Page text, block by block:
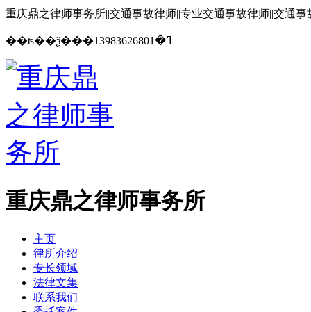
重庆鼎之律师事务所||交通事故律师||专业交通事故律师||交通事
��ʦ��ѯ���ߣ�13983626801
重庆鼎之律师事务所
主页
律所介绍
专长领域
法律文集
联系我们